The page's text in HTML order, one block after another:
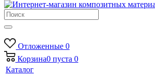
Отложенные 0
Корзина0 пуста 0
Каталог